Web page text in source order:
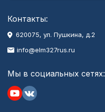
Контакты:
620075, ул. Пушкина, д.2
info@elm327rus.ru
Мы в социальных сетях: